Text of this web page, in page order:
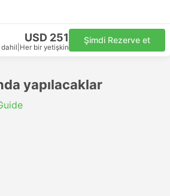
USD 251
Her bir yetişkin
Şimdi Rezerve et
yapılacaklar